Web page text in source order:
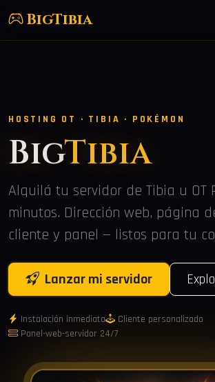
BigTibia
HOSTING OT · TIBIA · POKÉMON
BigTibia
Alquilá tu servidor de Tibia u OT
minutos. Dirección web, página
cliente y panel — listos para tu
Lanzar mi servidor
Instalación inmediata
Cliente personalizado
Panel-web-servidor 24/7